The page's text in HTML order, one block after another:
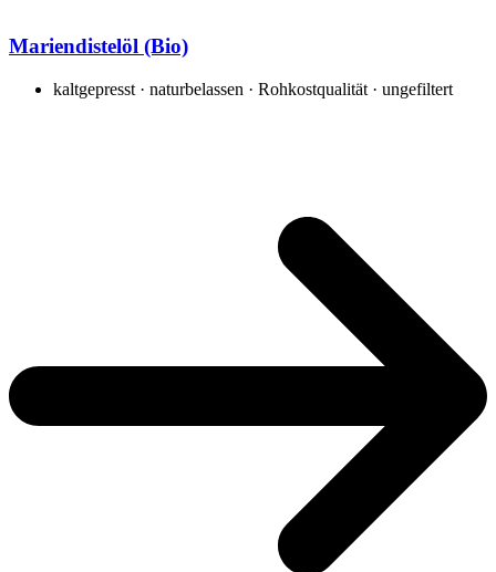
Mariendistelöl (Bio)
kaltgepresst · naturbelassen · Rohkostqualität · ungefiltert